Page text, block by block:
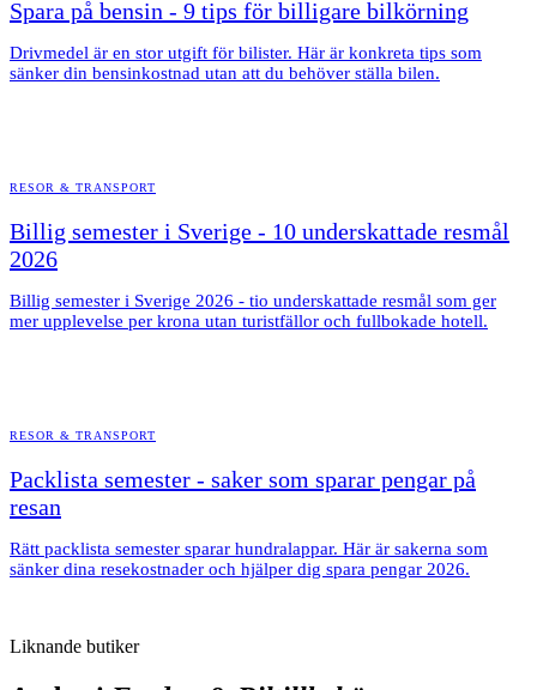
Spara på bensin - 9 tips för billigare bilkörning
Drivmedel är en stor utgift för bilister. Här är konkreta tips som
sänker din bensinkostnad utan att du behöver ställa bilen.
RESOR & TRANSPORT
Billig semester i Sverige - 10 underskattade resmål
2026
Billig semester i Sverige 2026 - tio underskattade resmål som ger
mer upplevelse per krona utan turistfällor och fullbokade hotell.
RESOR & TRANSPORT
Packlista semester - saker som sparar pengar på
resan
Rätt packlista semester sparar hundralappar. Här är sakerna som
sänker dina resekostnader och hjälper dig spara pengar 2026.
Liknande butiker